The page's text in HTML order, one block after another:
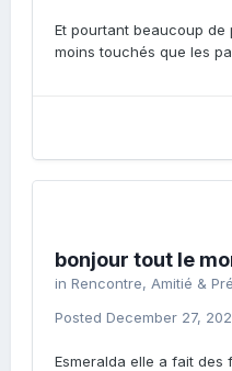
Et pourtant beaucoup
moins touchés que les
bonjour tout le
in Rencontre, Amitié &
Posted December 27,
Esmeralda elle a fait des